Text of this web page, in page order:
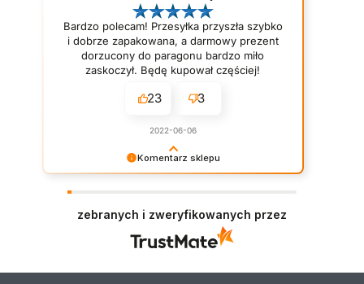
Komentarz sklepu
wasza satysfakcja. Staramy się dorzucać drobne
próbki/gratisy do każdego zamówienia w
zależności od jego wartości. Mamy nadzieję - do
Bardzo polecam! Przesyłka przyszła szybko
i dobrze zapakowana, a darmowy prezent
dorzucony do paragonu bardzo miło
zaskoczył. Będę kupował częściej!
23 3
2022-06-06
zebranych i zweryfikowanych przez